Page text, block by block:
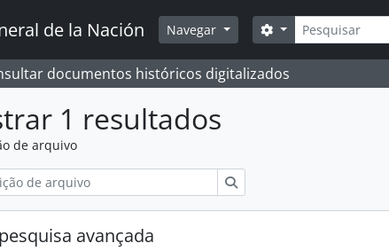
de la Nación Navegar Pesquisar
Opções de busca
documentos históricos digitalizados
1 resultados
de arquivo
avançada